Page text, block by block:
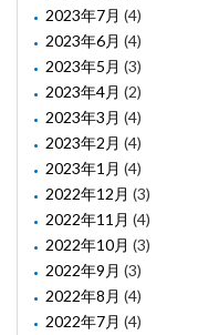
2023年7月 (4)
2023年6月 (4)
2023年5月 (3)
2023年4月 (2)
2023年3月 (4)
2023年2月 (4)
2023年1月 (4)
2022年12月 (3)
2022年11月 (4)
2022年10月 (3)
2022年9月 (3)
2022年8月 (4)
2022年7月 (4)